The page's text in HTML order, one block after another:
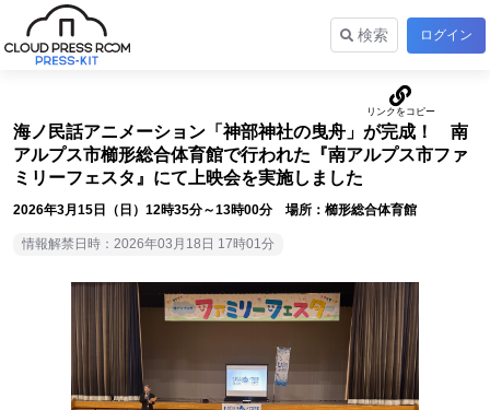
検索 ログイン
海ノ民話アニメーション「神部神社の曳舟」が完成！ 南
アルプス市櫛形総合体育館で行われた『南アルプス市ファ
ミリーフェスタ』にて上映会を実施しました
2026年3月15日（日）12時35分～13時00分 場所：櫛形総合体育館
情報解禁日時：2026年03月18日 17時01分